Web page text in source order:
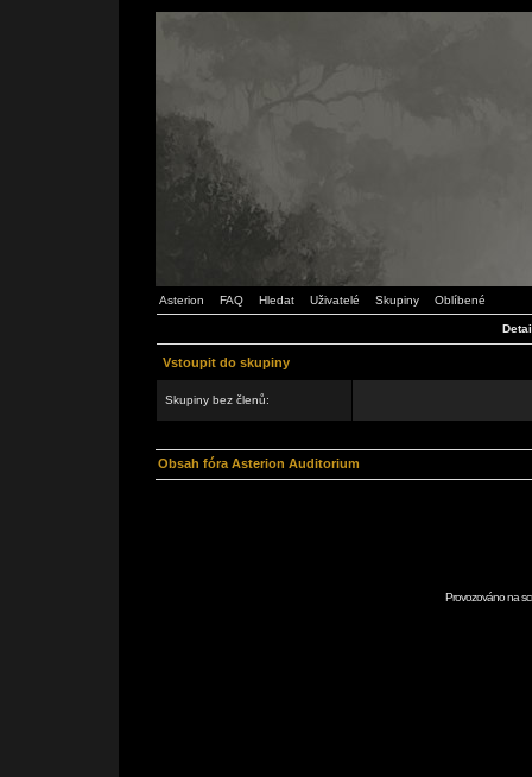
Asterion FAQ Hledat Uživatelé Skupiny Oblíbené
Vstoupit do skupiny
Skupiny bez členů:
Obsah fóra Asterion Auditorium
Provozováno na